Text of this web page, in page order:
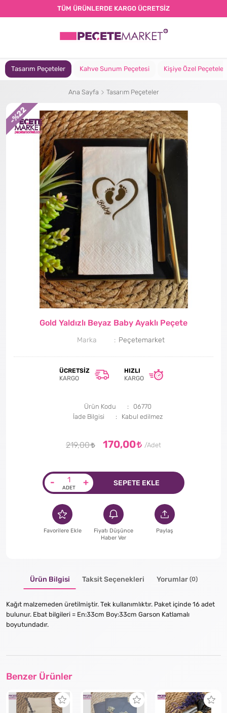
TÜM ÜRÜNLERDE KARGO ÜCRETSİZ
Tasarım Peçeteler Kahve Sunum Peçetesi Kişiye Özel Peçeteler
Ana Sayfa Tasarım Peçeteler
Gold Yaldızlı Beyaz Baby Ayaklı Peçete
Marka Peçetemarket
ÜCRETSIZ
KARGO
HIZLI
KARGO
Ürün Kodu
06770
İade Bilgisi
219,00
-
%22
170,00
- + SEPETE EKLE
Favorilere Ekle
Fiyatı Düşünce
Haber Ver
Paylaş
Ürün Bilgisi Taksit Seçenekleri Yorumlar (0)
Kağıt malzemeden üretilmiştir. Tek kullanımlıktır. Paket içinde 16 adet
bulunur. Ebat bilgileri = En:33cm Boy:33cm Garson Katlamalı
boyutundadır.
Benzer Ürünler